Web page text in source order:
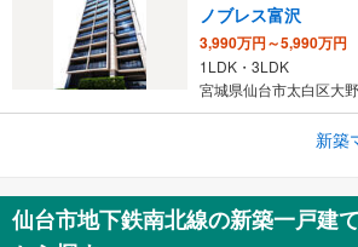
ノブレス富沢
3,990万円～5,990万円
1LDK・3LDK
宮城県仙台市太白区大
新築マンション
2,700万円台予定～
1LDK～3LDK
新築
仙台市地下鉄南北線の新築一戸建